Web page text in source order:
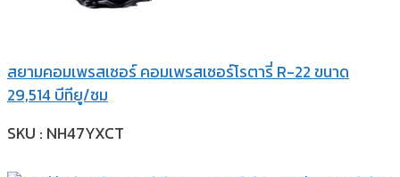
สยามคอมเพรสเซอร์ คอมเพรสเซอร์โรตารี่ R-22 ขนาด
29,514 บีทียู/ชม
SKU : NH47YXCT